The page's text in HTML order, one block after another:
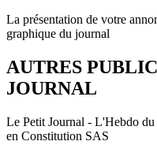
La présentation de votre
graphique du journal
AUTRES
JOURNAL
Le Petit Journal - L'Hebdo du
en Constitution SAS